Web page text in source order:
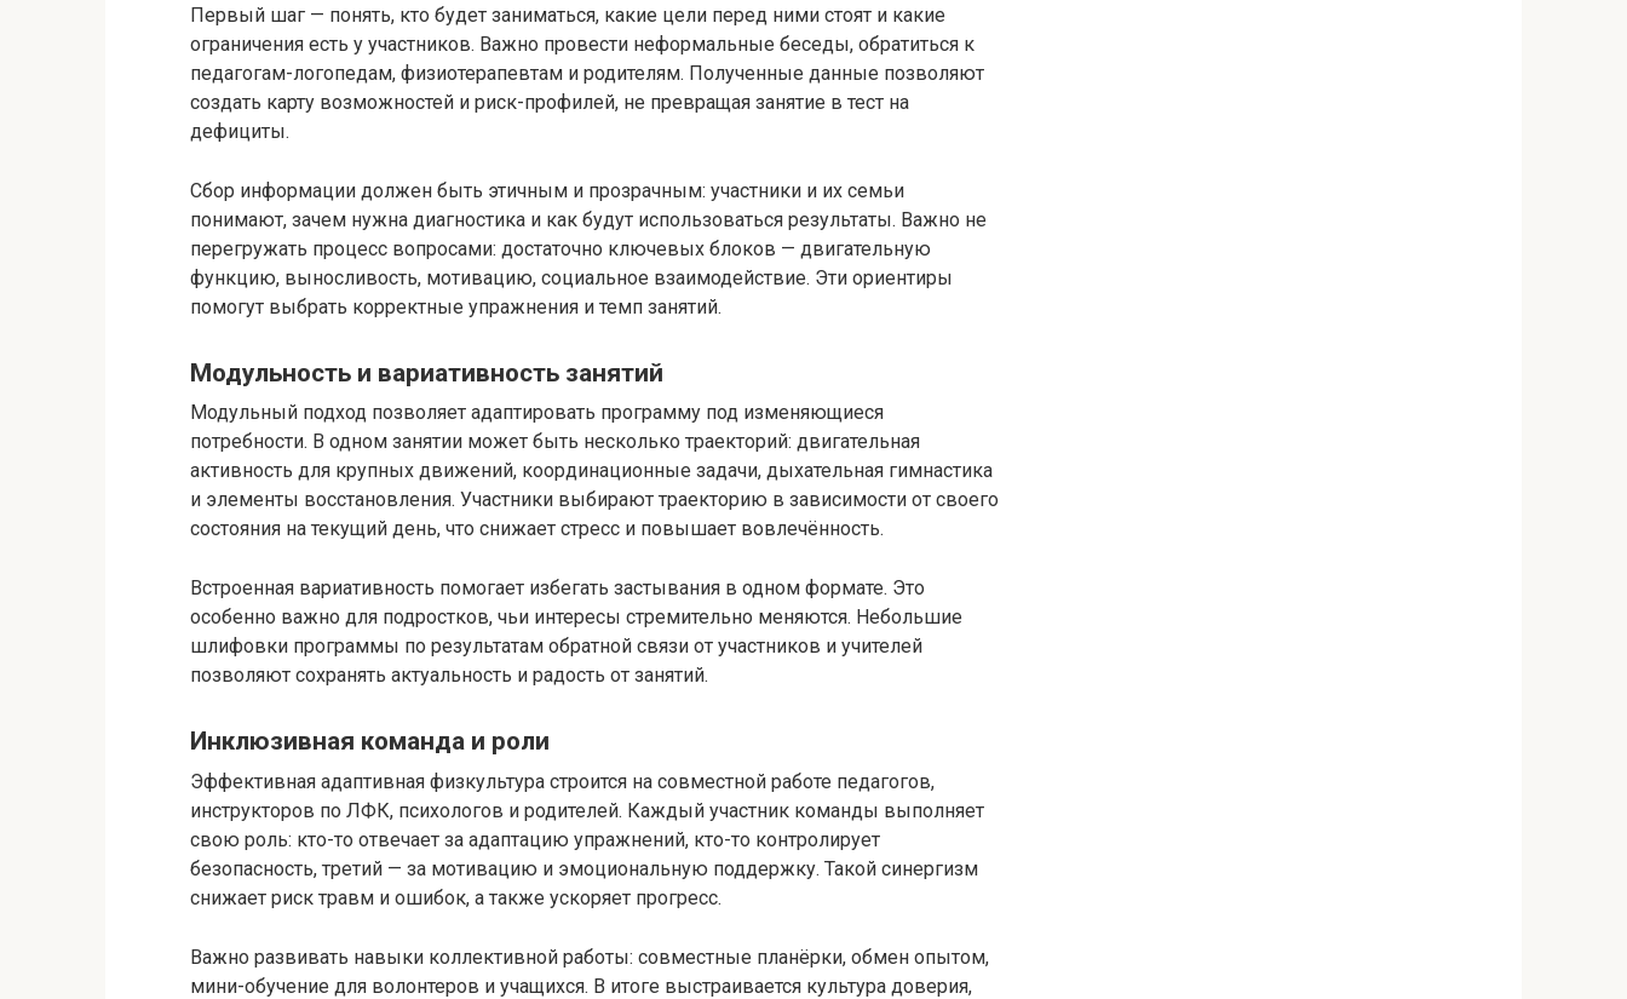
Первый шаг — понять, кто будет заниматься, какие цели перед ними стоят и какие
ограничения есть у участников. Важно провести неформальные беседы, обратиться к
педагогам-логопедам, физиотерапевтам и родителям. Полученные данные позволяют
создать карту возможностей и риск-профилей, не превращая занятие в тест на
дефициты.
Сбор информации должен быть этичным и прозрачным: участники и их семьи
понимают, зачем нужна диагностика и как будут использоваться результаты. Важно не
перегружать процесс вопросами: достаточно ключевых блоков — двигательную
функцию, выносливость, мотивацию, социальное взаимодействие. Эти ориентиры
помогут выбрать корректные упражнения и темп занятий.
Модульность и вариативность занятий
Модульный подход позволяет адаптировать программу под изменяющиеся
потребности. В одном занятии может быть несколько траекторий: двигательная
активность для крупных движений, координационные задачи, дыхательная гимнастика
и элементы восстановления. Участники выбирают траекторию в зависимости от своего
состояния на текущий день, что снижает стресс и повышает вовлечённость.
Встроенная вариативность помогает избегать застывания в одном формате. Это
особенно важно для подростков, чьи интересы стремительно меняются. Небольшие
шлифовки программы по результатам обратной связи от участников и учителей
позволяют сохранять актуальность и радость от занятий.
Инклюзивная команда и роли
Эффективная адаптивная физкультура строится на совместной работе педагогов,
инструкторов по ЛФК, психологов и родителей. Каждый участник команды выполняет
свою роль: кто-то отвечает за адаптацию упражнений, кто-то контролирует
безопасность, третий — за мотивацию и эмоциональную поддержку. Такой синергизм
снижает риск травм и ошибок, а также ускоряет прогресс.
Важно развивать навыки коллективной работы: совместные планёрки, обмен опытом,
мини-обучение для волонтеров и учащихся. В итоге выстраивается культура доверия,